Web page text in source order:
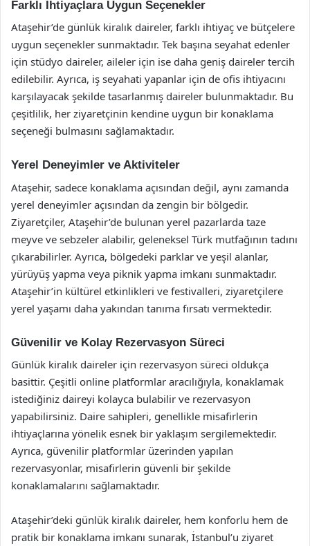
Farklı İhtiyaçlara Uygun Seçenekler
Ataşehir’de günlük kiralık daireler, farklı ihtiyaç ve bütçelere
uygun seçenekler sunmaktadır. Tek başına seyahat edenler
için stüdyo daireler, aileler için ise daha geniş daireler tercih
edilebilir. Ayrıca, iş seyahati yapanlar için de ofis ihtiyacını
karşılayacak şekilde tasarlanmış daireler bulunmaktadır. Bu
çeşitlilik, her ziyaretçinin kendine uygun bir konaklama
seçeneği bulmasını sağlamaktadır.
Yerel Deneyimler ve Aktiviteler
Ataşehir, sadece konaklama açısından değil, aynı zamanda
yerel deneyimler açısından da zengin bir bölgedir.
Ziyaretçiler, Ataşehir’de bulunan yerel pazarlarda taze
meyve ve sebzeler alabilir, geleneksel Türk mutfağının tadını
çıkarabilirler. Ayrıca, bölgedeki parklar ve yeşil alanlar,
yürüyüş yapma veya piknik yapma imkanı sunmaktadır.
Ataşehir’in kültürel etkinlikleri ve festivalleri, ziyaretçilere
yerel yaşamı daha yakından tanıma fırsatı vermektedir.
Güvenilir ve Kolay Rezervasyon Süreci
Günlük kiralık daireler için rezervasyon süreci oldukça
basittir. Çeşitli online platformlar aracılığıyla, konaklamak
istediğiniz daireyi kolayca bulabilir ve rezervasyon
yapabilirsiniz. Daire sahipleri, genellikle misafirlerin
ihtiyaçlarına yönelik esnek bir yaklaşım sergilemektedir.
Ayrıca, güvenilir platformlar üzerinden yapılan
rezervasyonlar, misafirlerin güvenli bir şekilde
konaklamalarını sağlamaktadır.
Ataşehir’deki günlük kiralık daireler, hem konforlu hem de
pratik bir konaklama imkanı sunarak, İstanbul’u ziyaret